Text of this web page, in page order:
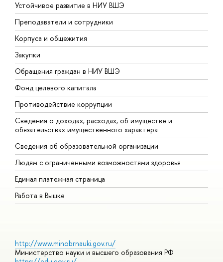
Устойчивое развитие в НИУ ВШЭ
Преподаватели и сотрудники
Корпуса и общежития
Закупки
Обращения граждан в НИУ ВШЭ
Фонд целевого капитала
Противодействие коррупции
Сведения о доходах, расходах, об имуществе и
обязательствах имущественного характера
Сведения об образовательной организации
Людям с ограниченными возможностями здоровья
Единая платежная страница
Работа в Вышке
http://www.minobrnauki.gov.ru/
Министерство науки и высшего образования РФ